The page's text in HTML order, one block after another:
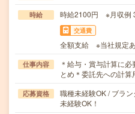
時給 時給2100円 ※月収例
交通費
全額支給 ※当社規定
仕事内容
＊給与・賞与計算に
とめ＊委託先への計
応募資格
職種未経験OK / ブラ
未経験OK！